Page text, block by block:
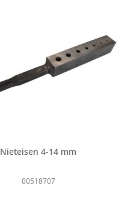
Nieteisen 4-14 mm
00518707